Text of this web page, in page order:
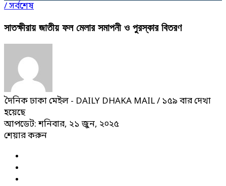
/সর্বশেষ
সাতক্ষীরায় জাতীয় ফল মেলার সমাপনী ও পুরস্কার বিতরণ
দৈনিক ঢাকা মেইল - DAILY DHAKA MAIL/ ১৫৯ বার দেখা
হয়েছে
আপডেট: শনিবার, ২১ জুন, ২০২৫
শেয়ার করুন